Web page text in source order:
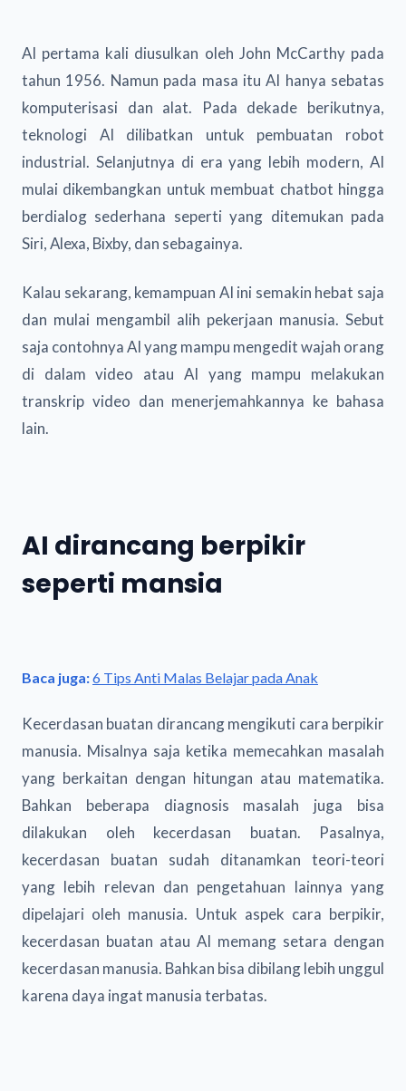
AI pertama kali diusulkan oleh John McCarthy pada
tahun 1956. Namun pada masa itu AI hanya sebatas
komputerisasi dan alat. Pada dekade berikutnya,
teknologi AI dilibatkan untuk pembuatan robot
industrial. Selanjutnya di era yang lebih modern, AI
mulai dikembangkan untuk membuat chatbot hingga
berdialog sederhana seperti yang ditemukan pada
Siri, Alexa, Bixby, dan sebagainya.
Kalau sekarang, kemampuan AI ini semakin hebat saja
dan mulai mengambil alih pekerjaan manusia. Sebut
saja contohnya AI yang mampu mengedit wajah orang
di dalam video atau AI yang mampu melakukan
transkrip video dan menerjemahkannya ke bahasa
lain.
AI dirancang berpikir
seperti mansia
Baca juga:6 Tips Anti Malas Belajar pada Anak
Kecerdasan buatan dirancang mengikuti cara berpikir
manusia. Misalnya saja ketika memecahkan masalah
yang berkaitan dengan hitungan atau matematika.
Bahkan beberapa diagnosis masalah juga bisa
dilakukan oleh kecerdasan buatan. Pasalnya,
kecerdasan buatan sudah ditanamkan teori-teori
yang lebih relevan dan pengetahuan lainnya yang
dipelajari oleh manusia. Untuk aspek cara berpikir,
kecerdasan buatan atau AI memang setara dengan
kecerdasan manusia. Bahkan bisa dibilang lebih unggul
karena daya ingat manusia terbatas.